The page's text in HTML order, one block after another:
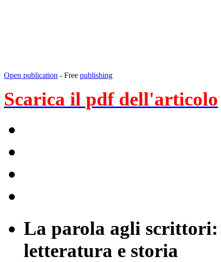
Open publication - Free publishing
Scarica il pdf dell'articolo
La parola agli scrittori:
letteratura e storia